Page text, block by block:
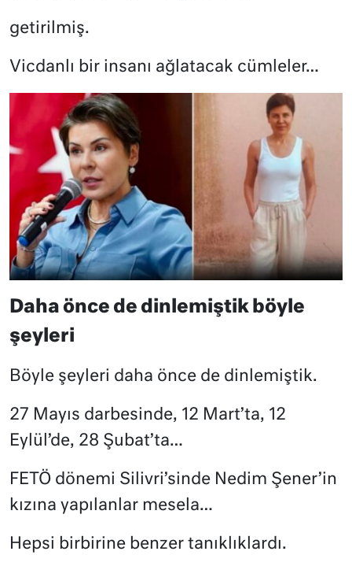
getirilmiş.
Vicdanlı bir insanı ağlatacak cümleler…
Daha önce de dinlemiştik böyle
şeyleri
Böyle şeyleri daha önce de dinlemiştik.
27 Mayıs darbesinde, 12 Mart’ta, 12
Eylül’de, 28 Şubat’ta…
FETÖ dönemi Silivri’sinde Nedim Şener’in
kızına yapılanlar mesela…
Hepsi birbirine benzer tanıklıklardı.